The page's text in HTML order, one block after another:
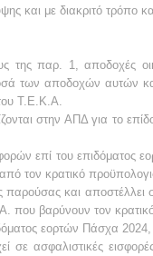
και με διακριτό τρόπο
της παρ. 1, αποδοχές
των αποδοχών αυτών
Τ.Ε.Κ.Α.
στην ΑΠΔ για το
επί του επιδόματος
τον κρατικό
και αποστέλλει
που βαρύνουν τον
εορτών Πάσχα
σε ασφαλιστικές